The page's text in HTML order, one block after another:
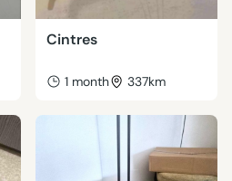
Cintres
1 month 337km